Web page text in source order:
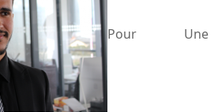
Pour Une